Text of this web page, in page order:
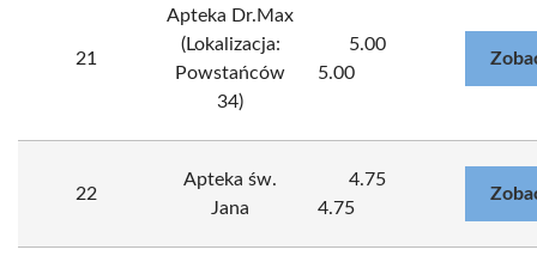
21
Apteka Dr.Max
(Lokalizacja:
Powstańców
34)
5.00
5.00
22
Apteka św.
Jana
4.75
4.75